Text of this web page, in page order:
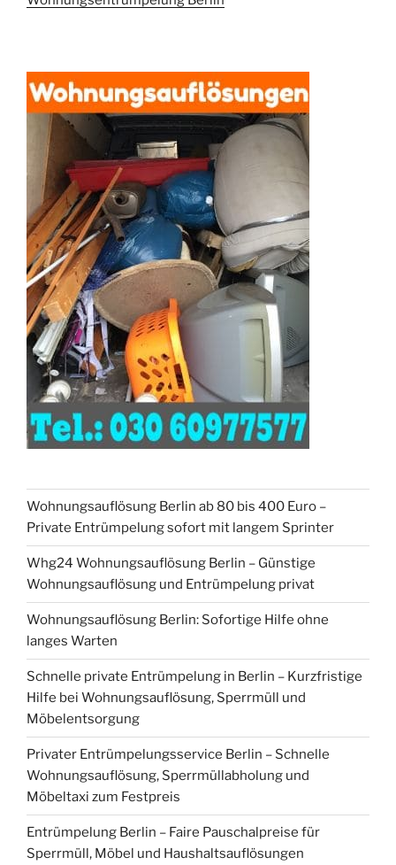
Wohnungsauflösung Berlin ab 80 bis 400 Euro –
Private Entrümpelung sofort mit langem Sprinter
Whg24 Wohnungsauflösung Berlin – Günstige
Wohnungsauflösung und Entrümpelung privat
Wohnungsauflösung Berlin: Sofortige Hilfe ohne
langes Warten
Schnelle private Entrümpelung in Berlin – Kurzfristige
Hilfe bei Wohnungsauflösung, Sperrmüll und
Möbelentsorgung
Privater Entrümpelungsservice Berlin – Schnelle
Wohnungsauflösung, Sperrmüllabholung und
Möbeltaxi zum Festpreis
Entrümpelung Berlin – Faire Pauschalpreise für
Sperrmüll, Möbel und Haushaltsauflösungen